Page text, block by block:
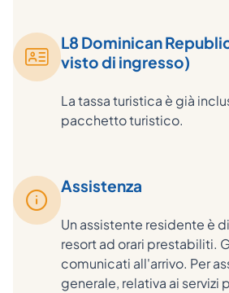
L8 Dominican
visto di ingresso)
La tassa turistica è già
pacchetto turistico.
Assistenza
Un assistente residente è
resort ad orari prestabiliti.
comunicati all'arrivo. Per
generale, relativa ai servizi